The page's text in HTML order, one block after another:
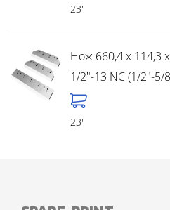
23"
Нож 660,4 x 114,3
1/2"-13 NC (1/2"-5/
23"